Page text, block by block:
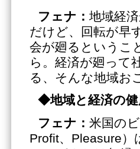
フェナ： 地域経
だけど、回転が早
会が廻るというこ
ら。経済が廻って
る、そんな地域お
◆地域と経済の
フェナ： 米国の
Profit、Pleasure